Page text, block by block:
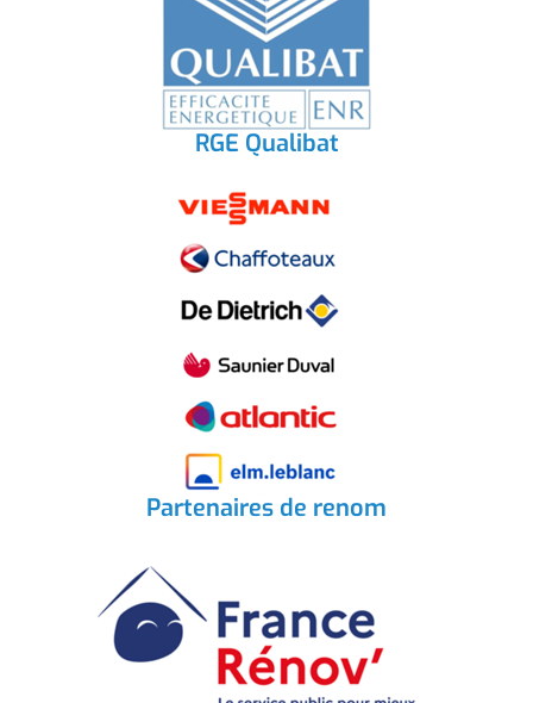
RGE Qualibat
Partenaires de renom